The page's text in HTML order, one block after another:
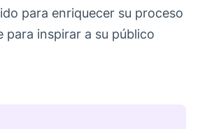
para enriquecer su proceso
para inspirar a su público